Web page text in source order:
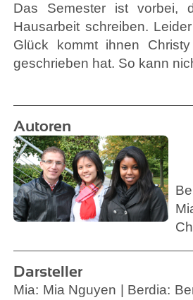
Das Semester ist vorbei,
Hausarbeit schreiben.
Glück kommt ihnen
geschrieben hat. So kann
Autoren
Darsteller
Mia: Mia Nguyen | Berdia: